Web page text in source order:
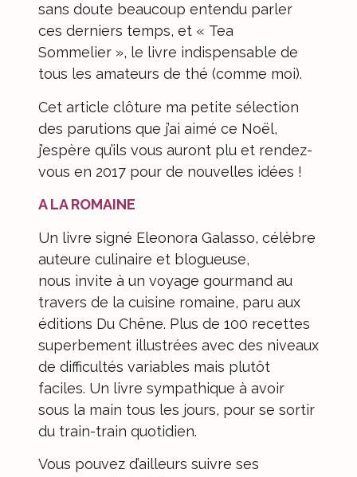
sans doute beaucoup entendu parler
ces derniers temps, et « Tea
Sommelier », le livre indispensable de
tous les amateurs de thé (comme moi).
Cet article clôture ma petite sélection
des parutions que j’ai aimé ce Noël,
j’espère qu’ils vous auront plu et rendez-
vous en 2017 pour de nouvelles idées !
A LA ROMAINE
Un livre signé Eleonora Galasso, célèbre
auteure culinaire et blogueuse,
nous invite à un voyage gourmand au
travers de la cuisine romaine, paru aux
éditions Du Chêne. Plus de 100 recettes
superbement illustrées avec des niveaux
de difficultés variables mais plutôt
faciles. Un livre sympathique à avoir
sous la main tous les jours, pour se sortir
du train-train quotidien.
Vous pouvez d’ailleurs suivre ses